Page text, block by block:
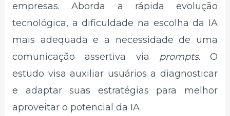
empresas. Aborda a rápida evolução
tecnológica, a dificuldade na escolha da IA
mais adequada e a necessidade de uma
comunicação assertiva via
prompts. O
estudo visa auxiliar usuários a diagnosticar
e adaptar suas estratégias para melhor
aproveitar o potencial da IA.